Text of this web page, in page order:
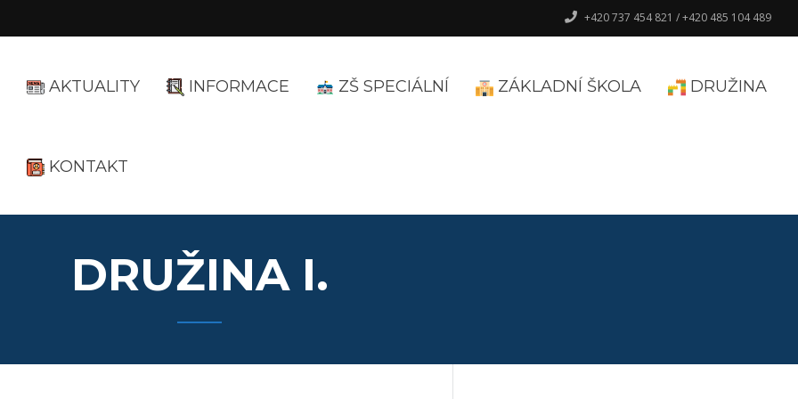
+420 737 454 821 / +420 485 104 489
AKTUALITY INFORMACE ZŠ SPECIÁLNÍ ZÁKLADNÍ ŠKOLA DRUŽINA
KONTAKT
DRUŽINA I.